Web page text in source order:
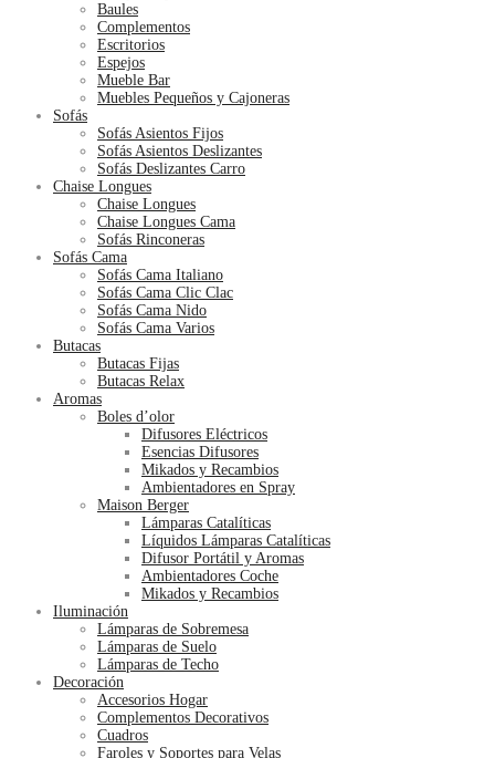
Baules
Complementos
Escritorios
Espejos
Mueble Bar
Muebles Pequeños y Cajoneras
Sofás
Sofás Asientos Fijos
Sofás Asientos Deslizantes
Sofás Deslizantes Carro
Chaise Longues
Chaise Longues
Chaise Longues Cama
Sofás Rinconeras
Sofás Cama
Sofás Cama Italiano
Sofás Cama Clic Clac
Sofás Cama Nido
Sofás Cama Varios
Butacas
Butacas Fijas
Butacas Relax
Aromas
Boles d’olor
Difusores Eléctricos
Esencias Difusores
Mikados y Recambios
Ambientadores en Spray
Maison Berger
Lámparas Catalíticas
Líquidos Lámparas Catalíticas
Difusor Portátil y Aromas
Ambientadores Coche
Mikados y Recambios
Iluminación
Lámparas de Sobremesa
Lámparas de Suelo
Lámparas de Techo
Decoración
Accesorios Hogar
Complementos Decorativos
Cuadros
Faroles y Soportes para Velas